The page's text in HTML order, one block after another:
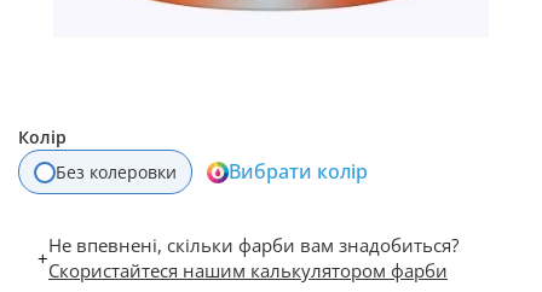
Колір
Без колеровки
Вибрати колір
+Не впевнені, скільки фарби вам знадобиться?
Скористайтеся нашим калькулятором фарби